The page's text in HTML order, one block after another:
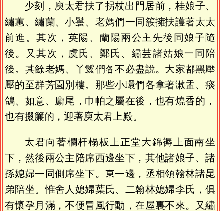
少刻，庾太君扶了拐杖出門居前，桂娘子、
繡蕙、繡蘭、小鬟、老媽們一同簇擁扶護著太太
前進。其次，英陽、蘭陽兩公主先後同娘子隨
後。又其次，虞氏、鄭氏、繡芸諸姑娘一同陪
後。其餘老媽、丫鬟們各不必盡說。大家都黑壓
壓的至群芳園別樓。那些小環們各拿著漱盂、痰
鴿、如意、麝尾，巾帕之屬在後，也有燒香的，
也有掇簾的，迎著庾太君上殿。
太君向著欄杆榻板上正堂大錦褥上面南坐
下，然後兩公主陪席西邊坐下，其他諸娘子、諸
孫媳婦一同側席坐下。東一邊，丞相領翰林諸昆
弟陪坐。惟舍人媳婦葉氏、二翰林媳婦李氏，俱
有懷孕月滿，不便冒風行動，在屋裏不來。又繡